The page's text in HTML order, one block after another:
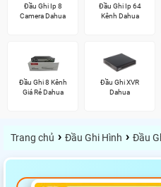
Đầu Ghi Ip 8
Camera Dahua
Đầu Ghi Ip 64
Kênh Dahua
Đầu Ghi 8 Kênh
Giá Rẻ Dahua
Đầu Ghi XVR
Dahua
Trang chủ › Đầu Ghi Hình › Đầu